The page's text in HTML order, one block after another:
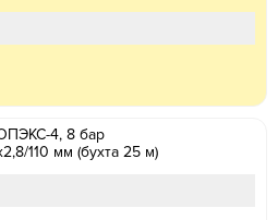
4, 8 бар
110 мм (бухта 25 м)